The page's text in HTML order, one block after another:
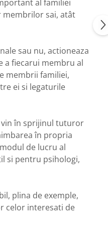
al familiei
sai, atât
sau nu, actioneaza
a fiecarui membru al
membrii familiei,
ei si legaturile
în sprijinul tuturor
în propria
de lucru al
si pentru psihologi,
plina de exemple,
celor interesati de